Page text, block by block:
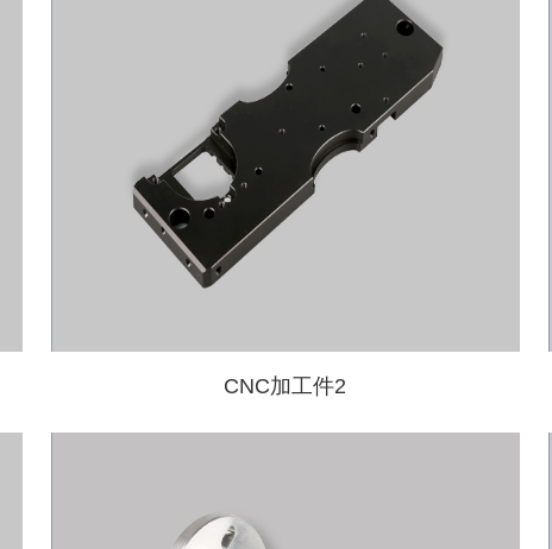
CNC加工件2